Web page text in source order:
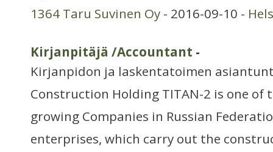
1364 Taru Suvinen Oy - 2016-09-10 -
Kirjanpitäjä /Accountant -
Kirjanpidon ja laskentatoimen
Construction Holding TITAN-2 is one of
growing Companies in Russian
enterprises, which carry out the